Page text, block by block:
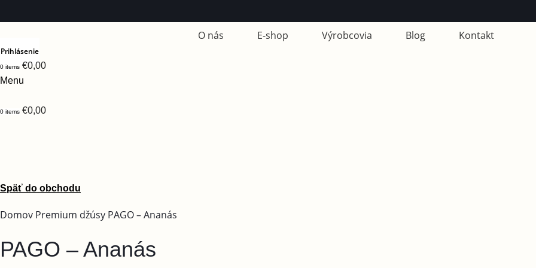
O nás E-shop Výrobcovia Blog Kontakt
Prihlásenie
0 items €0,00
Menu
0 items €0,00
Späť do obchodu
Domov Premium džúsy PAGO – Ananás
PAGO – Ananás